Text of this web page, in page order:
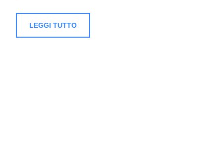
LEGGI TUTTO